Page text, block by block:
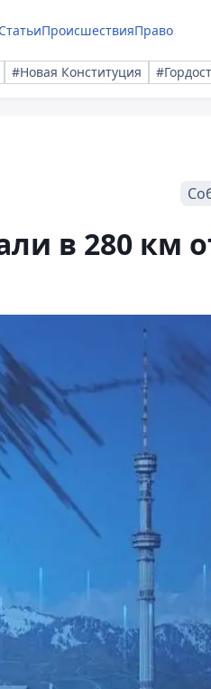
СтатьиПроисшествияПраво
#Новая Конституция
в 280 км